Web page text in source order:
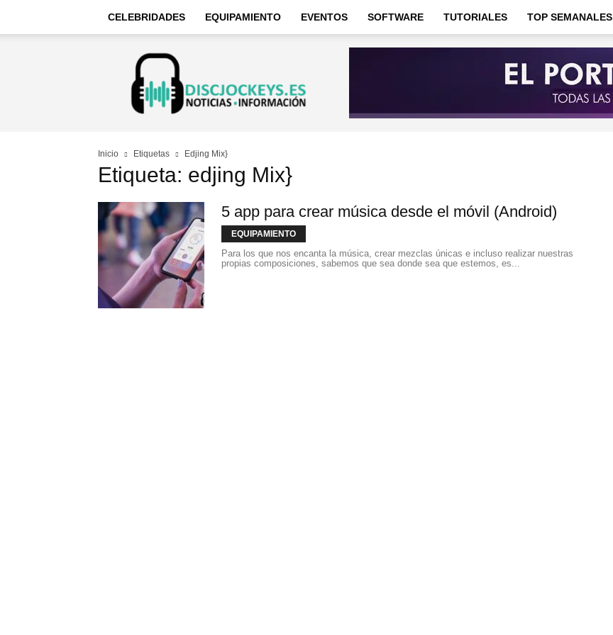
CELEBRIDADES EQUIPAMIENTO EVENTOS SOFTWARE TUTORIALES TOP SEMANALES
Discjockeys
Noticias
e
información
Inicio Etiquetas Edjing Mix}
Etiqueta: edjing Mix}
5 app para crear música desde el móvil (Android)
EQUIPAMIENTO
Para los que nos encanta la música, crear mezclas únicas e incluso realizar nuestras
propias composiciones, sabemos que sea donde sea que estemos, es...